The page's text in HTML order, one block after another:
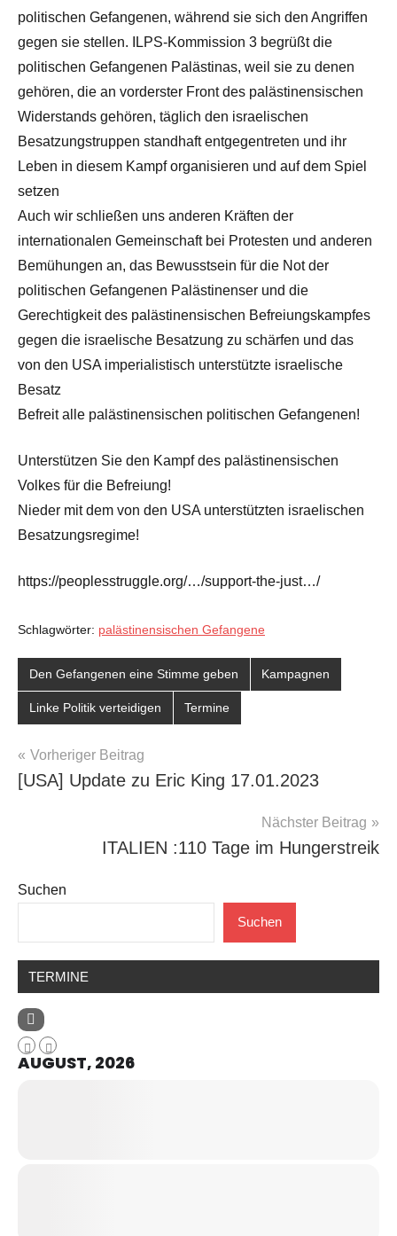
politischen Gefangenen, während sie sich den Angriffen
gegen sie stellen. ILPS-Kommission 3 begrüßt die
politischen Gefangenen Palästinas, weil sie zu denen
gehören, die an vorderster Front des palästinensischen
Widerstands gehören, täglich den israelischen
Besatzungstruppen standhaft entgegentreten und ihr
Leben in diesem Kampf organisieren und auf dem Spiel
setzen
Auch wir schließen uns anderen Kräften der
internationalen Gemeinschaft bei Protesten und anderen
Bemühungen an, das Bewusstsein für die Not der
politischen Gefangenen Palästinenser und die
Gerechtigkeit des palästinensischen Befreiungskampfes
gegen die israelische Besatzung zu schärfen und das
von den USA imperialistisch unterstützte israelische
Besatz
Befreit alle palästinensischen politischen Gefangenen!
Unterstützen Sie den Kampf des palästinensischen
Volkes für die Befreiung!
Nieder mit dem von den USA unterstützten israelischen
Besatzungsregime!
https://peoplesstruggle.org/…/support-the-just…/
Schlagwörter: palästinensischen Gefangene
Den Gefangenen eine Stimme geben Kampagnen
Linke Politik verteidigen Termine
Beitragsnavigation
Vorheriger Beitrag
[USA] Update zu Eric King 17.01.2023
Nächster Beitrag
ITALIEN :110 Tage im Hungerstreik
Suchen
Suchen
TERMINE
AUGUST, 2026